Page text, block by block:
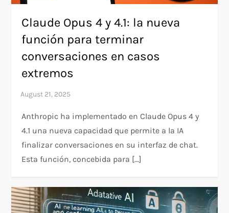
Claude Opus 4 y 4.1: la nueva
función para terminar
conversaciones en casos
extremos
Anthropic ha implementado en Claude Opus 4 y
4.1 una nueva capacidad que permite a la IA
finalizar conversaciones en su interfaz de chat.
Esta función, concebida para […]